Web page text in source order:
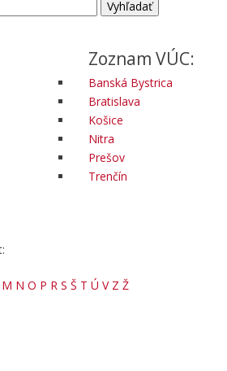
Zoznam VÚC:
Banská Bystrica
Bratislava
Košice
Nitra
Prešov
Trenčín
M N O P R S Š T Ú V Z Ž